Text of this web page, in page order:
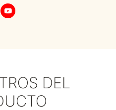
DEL